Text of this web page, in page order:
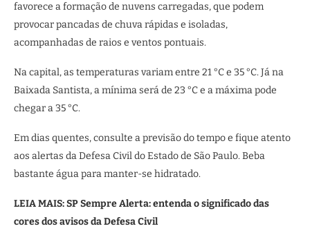
favorece a formação de nuvens carregadas, que podem
provocar pancadas de chuva rápidas e isoladas,
acompanhadas de raios e ventos pontuais.
Na capital, as temperaturas variam entre 21 °C e 35 °C. Já na
Baixada Santista, a mínima será de 23 °C e a máxima pode
chegar a 35 °C.
Em dias quentes, consulte a previsão do tempo e fique atento
aos alertas da Defesa Civil do Estado de São Paulo. Beba
bastante água para manter-se hidratado.
LEIA MAIS: SP Sempre Alerta: entenda o significado das
cores dos avisos da Defesa Civil